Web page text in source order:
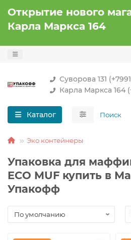
Открытие нового
Карла Маркса 164
Суворова 131
Карла Маркса 164
Каталог
Эко контейнеры
Упаковка для
ECO MUF купить в
Упакофф